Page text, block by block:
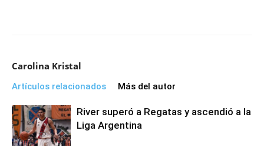
Carolina Kristal
Artículos relacionados Más del autor
River superó a Regatas y ascendió a la
Liga Argentina